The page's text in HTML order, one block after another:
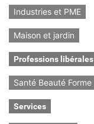
Industries et PME
Maison et jardin
Professions libérales
Santé Beauté Forme
Services